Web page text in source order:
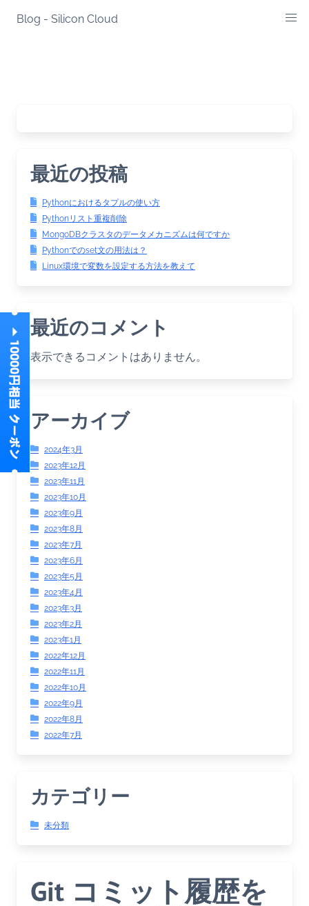
Blog - Silicon Cloud
最近の投稿
Pythonにおけるタプルの使い方
Pythonリスト重複削除
MongoDBクラスタのデータメカニズムは何ですか
Pythonでのset文の用法は？
Linux環境で変数を設定する方法を教えて
最近のコメント
表示できるコメントはありません。
アーカイブ
2024年3月
2023年12月
2023年11月
2023年10月
2023年9月
2023年8月
2023年7月
2023年6月
2023年5月
2023年4月
2023年3月
2023年2月
2023年1月
2022年12月
2022年11月
2022年10月
2022年9月
2022年8月
2022年7月
カテゴリー
未分類
Git コミット履歴を